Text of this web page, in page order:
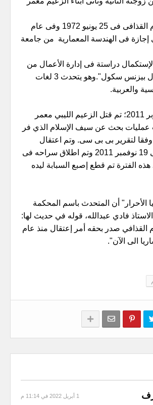
ولد سيف الإسلام القذافى فى 25 يونيو 1972 وفى عام
إجازة فى الهندسة المعمارية من جامعة
لإستكمال دراستة فى إدارة الأعمال من
معهد "انترناشونال بيزنس سكول".وهو يتحدث 3 لغات
والعربية.
يذكر أنه في أكتوبر 2011؛ تم قتل الزعيم الليبي معمر
عمليات بحث عن سيف الإسلام الذي فر
وفقا لتقرير بى بى سى. وتم اعتقال
سيف الإسلام فى 19 نوفمبر 2011 وتم اطلاق سراحه فى
هذه الفترة تم قطع إصبع السبابة ليده
الأحرار" أن المتحدث باسم المحكمة
الاستاذ فادي عبدالله، قوله في حديث لها:
القذافي صدر بحقه أمر إعتقال منذ عام
1 أبريل 2022 في 11:14 م